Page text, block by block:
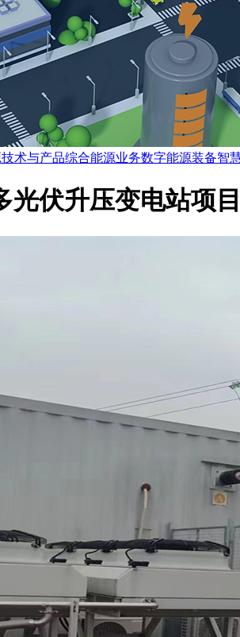
术与产品综合能源业务数字能源装备智
光伏升压变电站项目